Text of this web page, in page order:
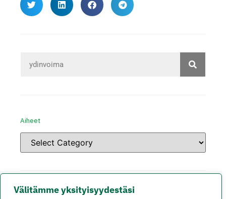
Välitämme yksityisyydestäsi
Aiheet